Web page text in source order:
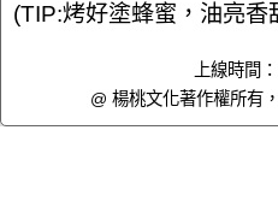
(TIP:烤好塗蜂蜜，油亮香
上線時間
@ 楊桃文化著作權所有